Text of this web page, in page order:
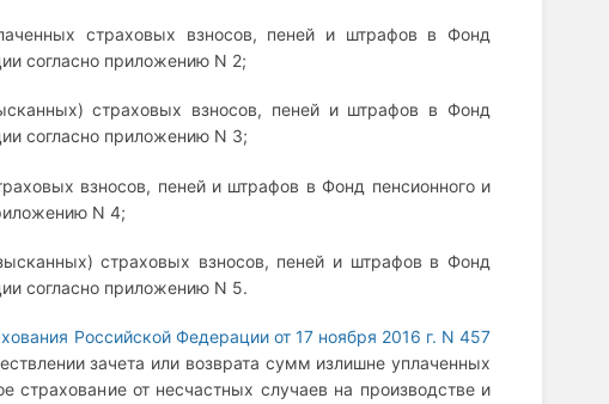
страховых взносов, пеней и штрафов в Фонд
согласно приложению N 2;
страховых взносов, пеней и штрафов в Фонд
согласно приложению N 3;
взносов, пеней и штрафов в Фонд пенсионного и
N 4;
страховых взносов, пеней и штрафов в Фонд
согласно приложению N 5.
Российской Федерации от 17 ноября 2016 г. N 457
зачета или возврата сумм излишне уплаченных
страхование от несчастных случаев на производстве и